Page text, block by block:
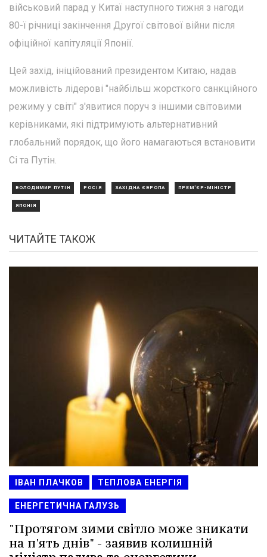
військовий парад у Китаї наступного тижня з нагоди
80-ї річниці закінчення Другої світової війни після
офіційної капітуляції Японії.
Цей захід, ініційований президентом Китаю, надав
можливість лідерові "найбільш жорсткого санкційного
режиму у світі" з'явитися поруч з іншими світовими
керівниками, які підтримують альтернативний
глобальний порядок, що його намагаються встановити
Сі та Путін.
ВОЛОДИМИР ПУТІН РОСІЯ ЗАХІДНА ЄВРОПА ПРЕМ'ЄР-МІНІСТР
ЯПОНІЯ
ЧИТАЙТЕ ТАКОЖ
ІВАН ПЛАЧКОВ ТЕПЛОВА ЕНЕРГІЯ
ЕНЕРГЕТИЧНА ГАЛУЗЬ
"Протягом зими світло може зникати
на п'ять днів" - заявив колишній